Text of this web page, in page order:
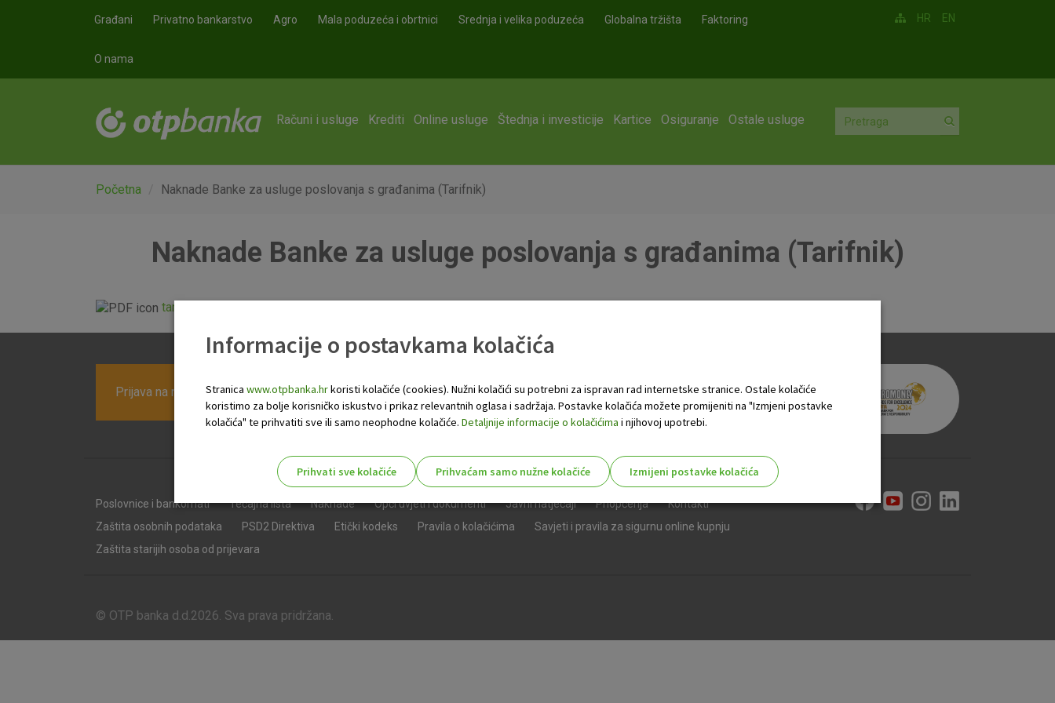
Građani Privatno bankarstvo Agro Mala poduzeća i obrtnici Srednja i velika poduzeća Globalna tržišta Faktoring
O nama
HR EN
Računi i usluge Krediti Online usluge Štednja i investicije Kartice Osiguranje Ostale usluge
Početna Naknade Banke za usluge poslovanja s građanima (Tarifnik)
Naknade Banke za usluge poslovanja s građanima (Tarifnik)
tarifnik_20140101.pdf
Prijava na newsletter OTP banke
Poslovnice i bankomati Tečajna lista Naknade Opći uvjeti i dokumenti Javni natječaji Priopćenja
Kontakti
Zaštita osobnih podataka
PSD2 Direktiva Etički kodeks Pravila o kolačićima
Savjeti i pravila za sigurnu online kupnju
Zaštita starijih osoba od prijevara
© OTP banka d.d.2026. Sva prava pridržana.
Informacije o postavkama kolačića
Stranica www.otpbanka.hrkoristi kolačiće (cookies). Nužni kolačići su potrebni za ispravan rad internetske stranice. Ostale kolačiće
koristimo za bolje korisničko iskustvo i prikaz relevantnih oglasa i sadržaja. Postavke kolačića možete promijeniti na "Izmjeni postavke
kolačića" te prihvatiti sve ili samo neophodne kolačiće. Detaljnije informacije o kolačićima i njihovoj upotrebi.
Prihvati sve kolačiće Prihvaćam samo nužne kolačiće
Izmijeni postavke kolačića